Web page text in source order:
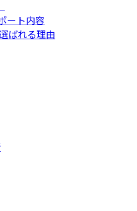
ート内容
ばれる理由